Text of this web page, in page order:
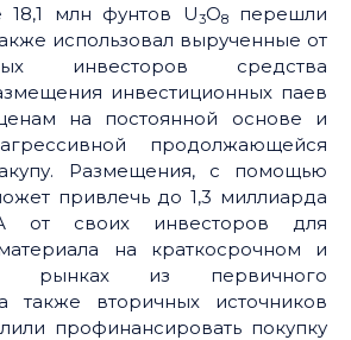
млн фунтов U3O8перешли
использовал вырученные от
инвесторов средства
инвестиционных паев
на постоянной основе и
продолжающейся
Размещения, с помощью
привлечь до 1,3 миллиарда
от своих инвесторов для
на краткосрочном и
рынках из первичного
также вторичных источников
профинансировать покупку